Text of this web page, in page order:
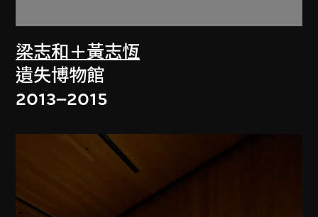
梁志和＋黃志恆
遺失博物館
2013–2015